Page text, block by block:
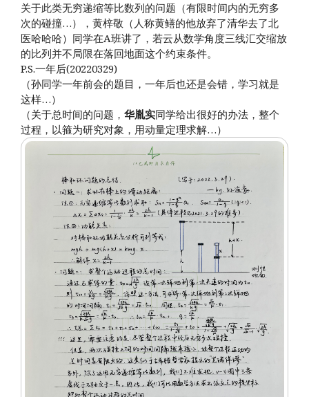
关于此类无穷递缩等比数列的问题（有限时间内的无穷多
次的碰撞…），黄梓敬（人称黄鳝的他放弃了清华去了北
医哈哈哈）同学在A班讲了，若云从数学角度三线汇交缩放
的比列并不局限在落回地面这个约束条件。
P.S.一年后(20220329)
（孙同学一年前会的题目，一年后也还是会错，学习就是
这样…）
（关于总时间的问题， 华胤实同学给出很好的办法，整个
过程，以箍为研究对象，用动量定理求解…）